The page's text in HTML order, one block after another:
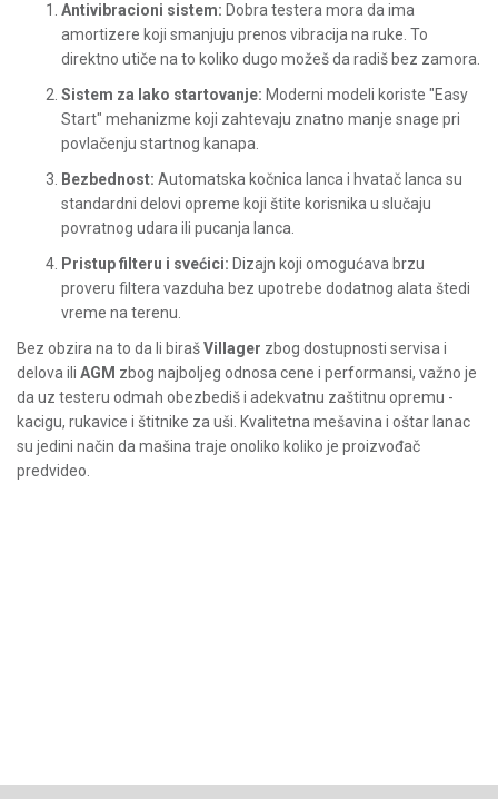
Antivibracioni sistem: Dobra testera mora da ima
amortizere koji smanjuju prenos vibracija na ruke. To
direktno utiče na to koliko dugo možeš da radiš bez zamora.
Sistem za lako startovanje: Moderni modeli koriste "Easy
Start" mehanizme koji zahtevaju znatno manje snage pri
povlačenju startnog kanapa.
Bezbednost: Automatska kočnica lanca i hvatač lanca su
standardni delovi opreme koji štite korisnika u slučaju
povratnog udara ili pucanja lanca.
Pristup filteru i svećici: Dizajn koji omogućava brzu
proveru filtera vazduha bez upotrebe dodatnog alata štedi
vreme na terenu.
Bez obzira na to da li birašVillager zbog dostupnosti servisa i
delova ili AGM zbog najboljeg odnosa cene i performansi, važno je
da uz testeru odmah obezbediš i adekvatnu zaštitnu opremu -
kacigu, rukavice i štitnike za uši. Kvalitetna mešavina i oštar lanac
su jedini način da mašina traje onoliko koliko je proizvođač
predvideo.